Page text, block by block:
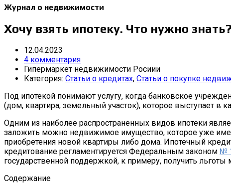
Журнал о недвижимости
Хочу взять ипотеку. Что нужно знать?
12.04.2023
4 комментария
Гипермаркет недвижимости Росиии
Категория: Статьи о кредитах, Статьи о покупке
Под ипотекой понимают услугу, когда банковское
(дом, квартира, земельный участок), которое выступает в
Одним из наиболее распространенных видов ипотеки
заложить можно недвижимое имущество, которое уже
приобретения новой квартиры либо дома. Ипотечный
кредитование регламентируется Федеральным законом №
государственной поддержкой, к примеру, получить
Содержание